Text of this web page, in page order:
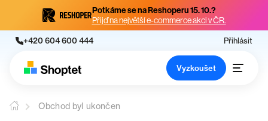
Potkáme se na Reshoperu 15. 10.?
Přijď na největší e-commerce akci v ČR.
+420 604 600 444 Přihlásit
Vyzkoušet
Obchod byl ukončen